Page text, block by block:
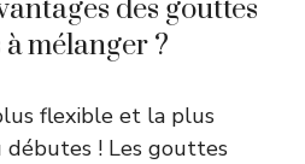
des gouttes
mélanger ?
flexible et la plus
! Les gouttes